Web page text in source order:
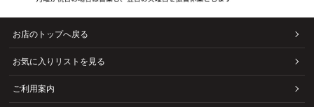
お店のトップへ戻る
お気に入りリストを見る
ご利用案内